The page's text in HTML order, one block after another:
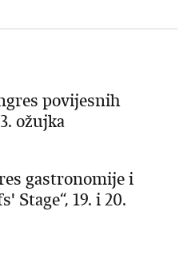
povijesnih
ožujka
gastronomije i
Stage“, 19. i 20.